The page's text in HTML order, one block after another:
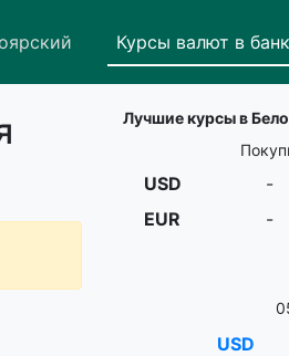
Курсы валют в
Лучшие курсы в
USD -
EUR
-
USD